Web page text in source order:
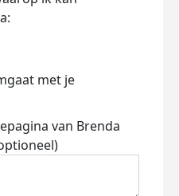
met je
van Brenda